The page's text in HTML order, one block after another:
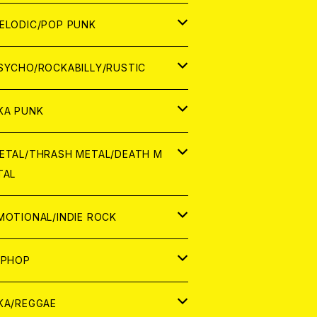
ログ
ログ
POP PUNK
ROCKABILLY/RUSTIC
PUNK
THRASH METAL/DEATH M
INDIE ROCK
REGGAE